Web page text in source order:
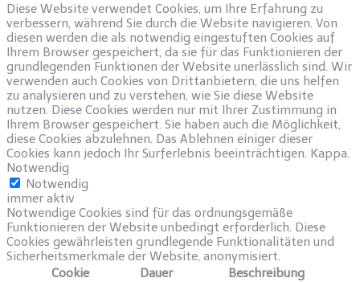
Diese Website verwendet Cookies, um Ihre Erfahrung zu
verbessern, während Sie durch die Website navigieren. Von
diesen werden die als notwendig eingestuften Cookies auf
Ihrem Browser gespeichert, da sie für das Funktionieren der
grundlegenden Funktionen der Website unerlässlich sind. Wir
verwenden auch Cookies von Drittanbietern, die uns helfen
zu analysieren und zu verstehen, wie Sie diese Website
nutzen. Diese Cookies werden nur mit Ihrer Zustimmung in
Ihrem Browser gespeichert. Sie haben auch die Möglichkeit,
diese Cookies abzulehnen. Das Ablehnen einiger dieser
Cookies kann jedoch Ihr Surferlebnis beeinträchtigen. Kappa.
Notwendig
Notwendig
immer aktiv
Notwendige Cookies sind für das ordnungsgemäße
Funktionieren der Website unbedingt erforderlich. Diese
Cookies gewährleisten grundlegende Funktionalitäten und
Sicherheitsmerkmale der Website, anonymisiert.
Cookie
Dauer Beschreibung